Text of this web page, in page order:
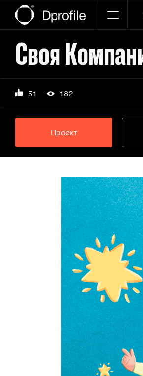
51 182
Проект